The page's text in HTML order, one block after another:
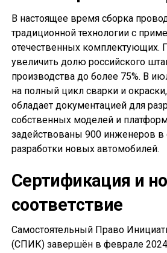
В настоящее время сборка
традиционной технологии с
отечественных комплектующих.
увеличить долю российского
производства до более 75%. В
на полный цикл сварки и
обладает документацией для
собственных моделей и
задействованы 900 инженеров в
разработки новых автомобилей.
Сертификация и
соответствие
Самостоятельный Право
(СПИК) завершён в феврале